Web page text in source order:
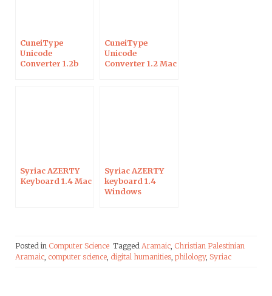
CuneiType
Unicode
Converter 1.2b
CuneiType
Unicode
Converter 1.2 Mac
Syriac AZERTY
Keyboard 1.4 Mac
Syriac AZERTY
keyboard 1.4
Windows
Posted in Computer Science Tagged Aramaic, Christian Palestinian
Aramaic, computer science, digital humanities, philology, Syriac